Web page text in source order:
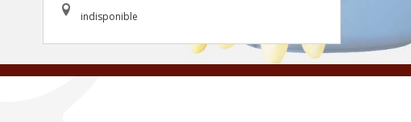
indisponible